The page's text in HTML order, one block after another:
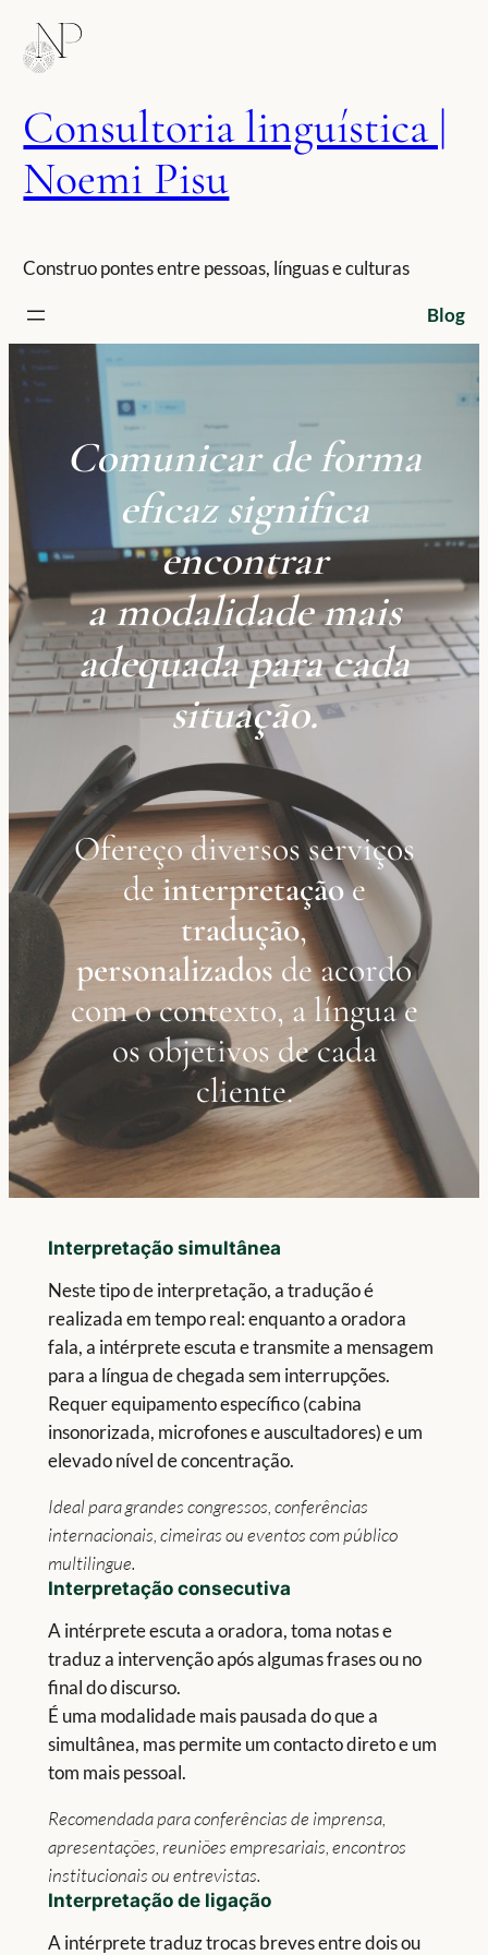
Saltar
para
Consultoria linguística |
Noemi Pisu
Construo pontes entre pessoas, línguas e culturas
Blog
Comunicar de forma
eficaz significa
encontrar
amodalidade mais
adequada para cada
situação.
Ofereço diversos serviços
de interpretaçãoe
tradução,
personalizados de acordo
com o contexto, a língua e
os objetivos de cada
cliente.
Interpretação simultânea
Neste tipo de interpretação, a tradução é
realizada em tempo real: enquanto a oradora
fala, a intérprete escuta e transmite a mensagem
para a língua de chegada sem interrupções.
Requer equipamento específico (cabina
insonorizada, microfones e auscultadores) e um
elevado nível de concentração.
Ideal para grandes congressos, conferências
internacionais, cimeiras ou eventos com público
multilingue.
Interpretação consecutiva
A intérprete escuta a oradora, toma notas e
traduz a intervenção após algumas frases ou no
final do discurso.
É uma modalidade mais pausada do que a
simultânea, mas permite um contacto direto e um
tom mais pessoal.
Recomendada para conferências de imprensa,
apresentações, reuniões empresariais, encontros
institucionais ou entrevistas.
Interpretação de ligação
A intérprete traduz trocas breves entre dois ou